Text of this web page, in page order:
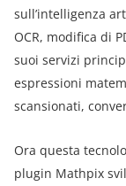
sull’intelligenza
OCR, modifica di
suoi servizi
espressioni
scansionati,
Ora questa
plugin Mathpix